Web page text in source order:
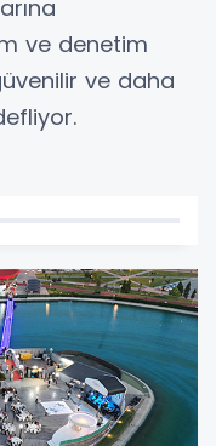
ve denetim
ve daha